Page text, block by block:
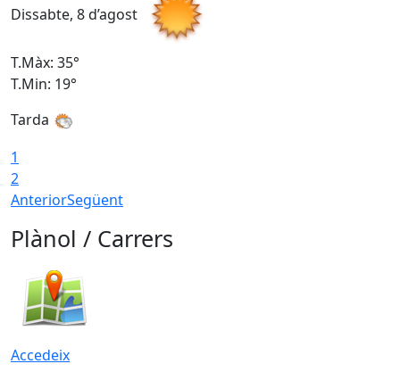
Dissabte, 8 d’agost
T.Màx: 35°
T.Min: 19°
Tarda
1
2
AnteriorSegüent
Plànol / Carrers
Accedeix